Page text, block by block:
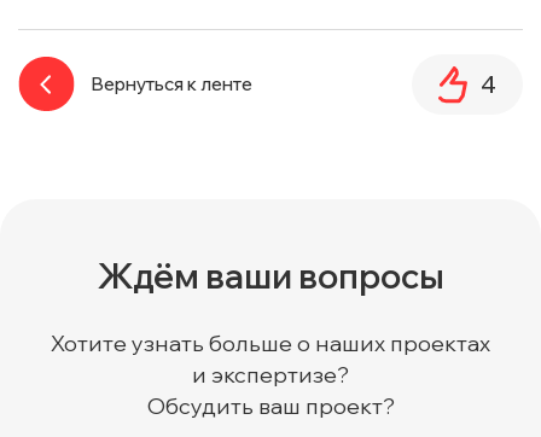
Вернуться к ленте 4
Ждём ваши вопросы
Хотите узнать больше о наших проектах
и экспертизе?
Обсудить ваш проект?